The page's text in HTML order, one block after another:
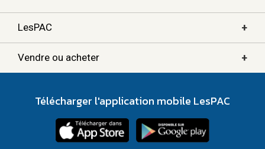
LesPAC +
Vendre ou acheter +
Télécharger l'application mobile LesPAC